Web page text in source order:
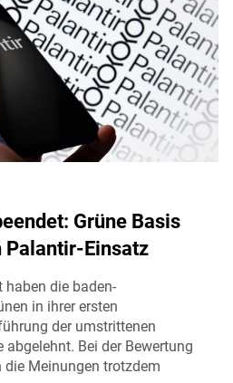
Grüne Basis
Einsatz
die baden-
in ihrer ersten
der umstrittenen
Bei der Bewertung
die Meinungen trotzdem